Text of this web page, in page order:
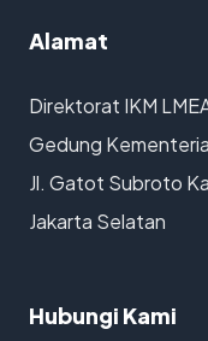
Alamat
Direktorat IKM
Gedung
Jl. Gatot Subroto
Jakarta Selatan
Hubungi Kami